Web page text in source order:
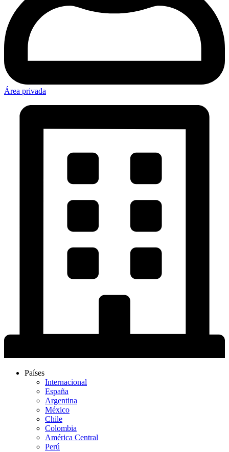
Área privada
Países
Internacional
España
Argentina
México
Chile
Colombia
América Central
Perú